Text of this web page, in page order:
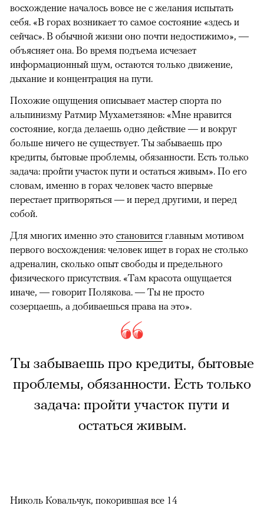
восхождение началось вовсе не с желания испытать
себя. «В горах возникает то самое состояние «здесь и
сейчас». В обычной жизни оно почти недостижимо», —
объясняет она. Во время подъема исчезает
информационный шум, остаются только движение,
дыхание и концентрация на пути.
Похожие ощущения описывает мастер спорта по
альпинизму Ратмир Мухаметзянов: «Мне нравится
состояние, когда делаешь одно действие — и вокруг
больше ничего не существует. Ты забываешь про
кредиты, бытовые проблемы, обязанности. Есть только
задача: пройти участок пути и остаться живым». По его
словам, именно в горах человек часто впервые
перестает притворяться — и перед другими, и перед
собой.
Для многих именно это становится главным мотивом
первого восхождения: человек ищет в горах не столько
адреналин, сколько опыт свободы и предельного
физического присутствия. «Там красота ощущается
иначе, — говорит Полякова. — Ты не просто
созерцаешь, а добиваешься права на это».
Ты забываешь про кредиты, бытовые
проблемы, обязанности. Есть только
задача: пройти участок пути и
остаться живым.
Николь Ковальчук, покорившая все 14